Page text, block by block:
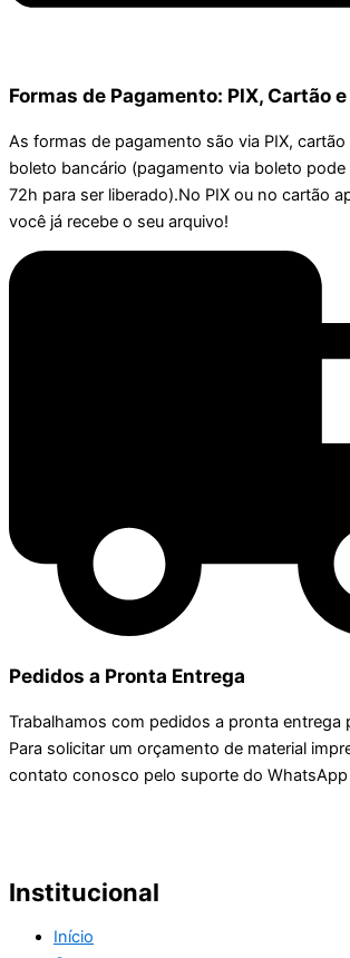
Formas de Pagamento: PIX, Cartão
As formas de pagamento são via PIX,
boleto bancário (pagamento via boleto
72h para ser liberado).No PIX ou no cartão
você já recebe o seu arquivo!
Pedidos a Pronta Entrega
Trabalhamos com pedidos a pronta entrega
Para solicitar um orçamento de material
contato conosco pelo suporte do WhatsApp
Institucional
Início